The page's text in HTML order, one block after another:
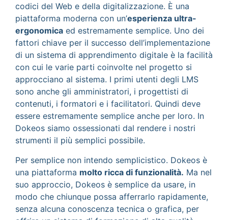
codici del Web e della digitalizzazione. È una
piattaforma moderna con un’esperienza ultra-
ergonomica ed estremamente semplice. Uno dei
fattori chiave per il successo dell’implementazione
di un sistema di apprendimento digitale è la facilità
con cui le varie parti coinvolte nel progetto si
approcciano al sistema. I primi utenti degli LMS
sono anche gli amministratori, i progettisti di
contenuti, i formatori e i facilitatori. Quindi deve
essere estremamente semplice anche per loro. In
Dokeos siamo ossessionati dal rendere i nostri
strumenti il più semplici possibile.
Per semplice non intendo semplicistico. Dokeos è
una piattaforma molto ricca di funzionalità. Ma nel
suo approccio, Dokeos è semplice da usare, in
modo che chiunque possa afferrarlo rapidamente,
senza alcuna conoscenza tecnica o grafica, per